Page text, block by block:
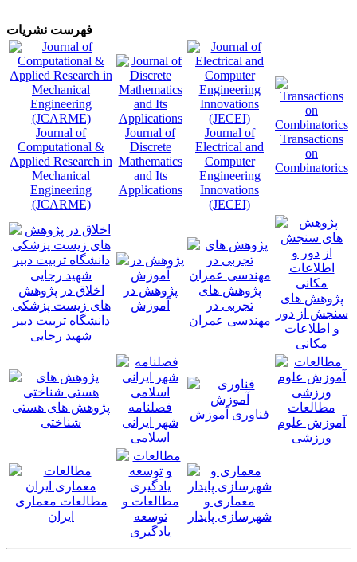
فهرست نشریات
Journal of
Computational &
Applied Research in
Mechanical
Engineering
(JCARME)
Journal of
Discrete
Mathematics
and Its
Applications
Journal of
Electrical and
Computer
Engineering
Innovations
(JECEI)
Transactions
on
Combinatorics
اخلاق در پژوهش
های زیست پزشکی
دانشگاه تربیت دبیر
شهید رجایی
پژوهش در
آموزش
پژوهش های
تجربی در
مهندسی عمران
پژوهش های
سنجش از دور
و اطلاعات
مکانی
پژوهش های هستی
شناختی
فصلنامه
شهر ایرانی
اسلامی
فناوری آموزش
مطالعات
آموزش علوم
ورزشی
مطالعات معماری
ايران
مطالعات و
توسعه
یادگیری
معماری و
شهرسازی پایدار